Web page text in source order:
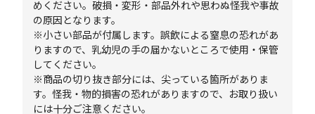
めください。破損・変形・部品外れや思わぬ怪我や事故
の原因となります。
※小さい部品が付属します。誤飲による窒息の恐れがあ
りますので、乳幼児の手の届かないところで使用・保管
してください。
※商品の切り抜き部分には、尖っている箇所がありま
す。怪我・物的損害の恐れがありますので、お取り扱い
には十分ご注意ください。